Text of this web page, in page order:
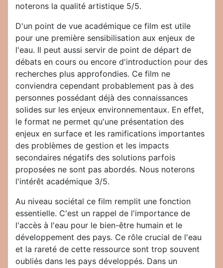
noterons la qualité artistique 5/5.
D'un point de vue académique ce film est utile
pour une première sensibilisation aux enjeux de
l'eau. Il peut aussi servir de point de départ de
débats en cours ou encore d'introduction pour des
recherches plus approfondies. Ce film ne
conviendra cependant probablement pas à des
personnes possédant déjà des connaissances
solides sur les enjeux environnementaux. En effet,
le format ne permet qu'une présentation des
enjeux en surface et les ramifications importantes
des problèmes de gestion et les impacts
secondaires négatifs des solutions parfois
proposées ne sont pas abordés. Nous noterons
l'intérêt académique 3/5.
Au niveau sociétal ce film remplit une fonction
essentielle. C'est un rappel de l'importance de
l'accès à l'eau pour le bien-être humain et le
développement des pays. Ce rôle crucial de l'eau
et la rareté de cette ressource sont trop souvent
oubliés dans les pays développés. Dans un